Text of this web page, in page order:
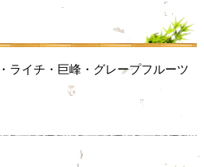
ライチ・巨峰・グレープフルーツ